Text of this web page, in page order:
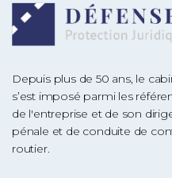
Depuis plus de 50 ans, le
s’est imposé parmi les
de l'entreprise et de son
pénale et de conduite de
routier.